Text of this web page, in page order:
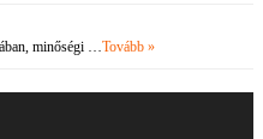
minőségi …Tovább »